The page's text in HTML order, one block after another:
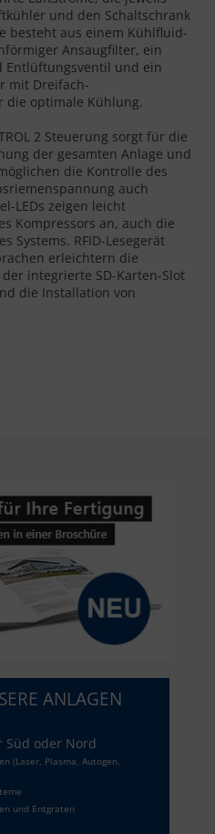
und den Schaltschrank
besteht aus einem Kühlfluid-
Ansaugfilter, ein
Entlüftungsventil und ein
mit Dreifach-
die optimale Kühlung.
2 Steuerung sorgt für die
der gesamten Anlage und
die Kontrolle des
auch
LEDs zeigen leicht
Kompressors an, auch die
Systems. RFID-Lesegerät
erleichtern die
integrierte SD-Karten-Slot
die Installation von
ANLAGEN
Süd oder Nord
(Laser, Plasma, Autogen,
und Entgraten